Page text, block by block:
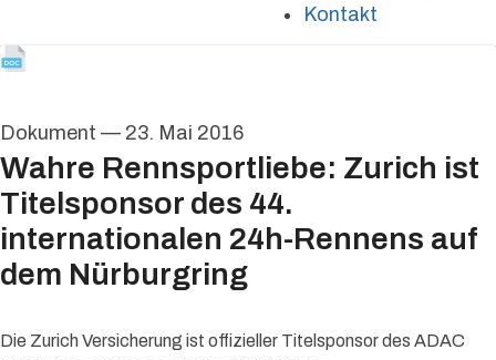
Kontakt
Dokument — 23. Mai 2016
Wahre Rennsportliebe: Zurich ist
Titelsponsor des 44.
internationalen 24h-Rennens auf
dem Nürburgring
Die Zurich Versicherung ist offizieller Titelsponsor des ADAC